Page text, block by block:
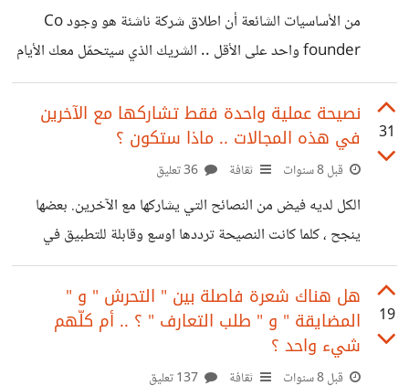
التفاصيل التي ذكـرها زادت من اعجابي بما فعله. كان طبيباً جيداً،
لم
من الأساسيات الشائعة أن اطلاق شركة ناشئة هو وجود Co
founder واحد على الأقل .. الشريك الذي سيتحمّل معك الأيام
السوداء ، ويشارك في وضع الخطط والتنفيذ والتحرّك وتحمل
الأعباء وتوزيع المهـام. أنت الآن لديك الفكـرة ، ولديك تصوّر
خاص للخطة التي سوف تسير عليها ، وتسعى للبحث عن شريك (
شركاء ) مؤسس لشركتك .. ما هي المعايير التي ستختار بناءً
عليها ؟ الميكـروفون معك ، هات ما في جعبتك من أفكـار
بخصوص الشريك المؤسس ، وما تنتصح الآخرين
31
نصيحة عملية واحدة فقط تشاركها مع الآخرين
في هذه المجالات .. ماذا ستكون ؟
قبل 8 سنوات ثقافة
الكل لديه فيض من النصائح التي يشاركها مع الآخرين. بعضها
ينجح ، كلما كانت النصيحة ترددها اوسع وقابلة للتطبيق في
حيوات الآخرين، وبعضها يفشل لأنها نصيحة نابعة من تجربة
شديدة المحدودية، متعلقة فقط بصاحبها وتجربته. لكن المؤكد ان
لكل شخص منا تجارب مركزية استخلص منها نتائج يرى انها قابلة
للتطبيق بالنسبة للآخرين .. حتى لو كانت حياته محدودة
19
هل هناك شعرة فاصلة بين " التحرش " و "
المضايقة " و " طلب التعارف " ؟ .. أم كلّهم
شيء واحد ؟
قبل 8 سنوات ثقافة